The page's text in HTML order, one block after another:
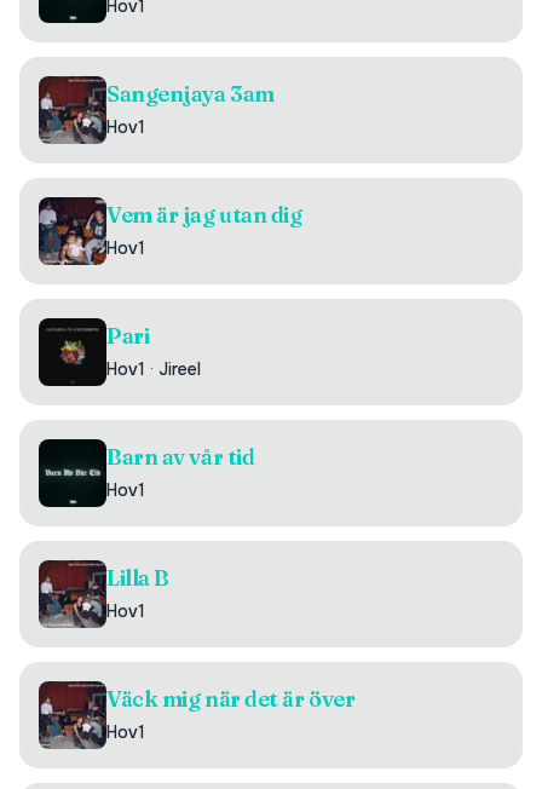
Hov1
Sangenjaya 3am
Hov1
Vem är jag utan dig
Hov1
Pari
Hov1 · Jireel
Barn av vår tid
Hov1
Lilla B
Hov1
Väck mig när det är över
Hov1